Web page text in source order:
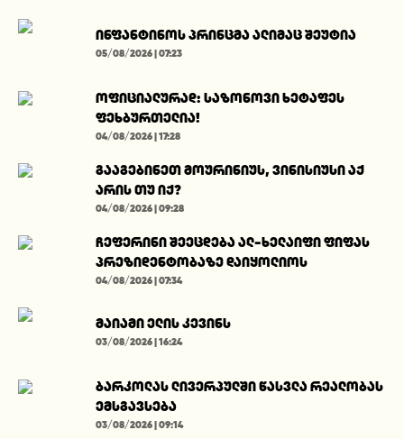
ინფანტინოს პრინცმა ალიმაც შეუტია
05/08/2026 | 07:23
ოფიციალურად: საზონოვი ხეტაფეს
ფეხბურთელია!
04/08/2026 | 17:28
გააგებინეთ მოურინიუს, ვინისიუსი აქ
არის თუ იქ?
04/08/2026 | 09:28
ჩეფერინი შეეცდება ალ-ხელაიფი ფიფას
პრეზიდენტობაზე დაიყოლიოს
04/08/2026 | 07:34
მაიამი ელის კევინს
03/08/2026 | 16:24
ბარკოლას ლივერპულში წასვლა რეალობას
ემსგავსება
03/08/2026 | 09:14